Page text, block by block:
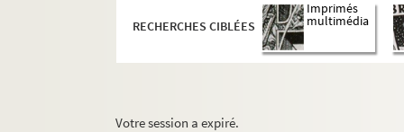
RECHERCHES CIBLÉES
Imprimés
multimédia
Votre session a expiré.